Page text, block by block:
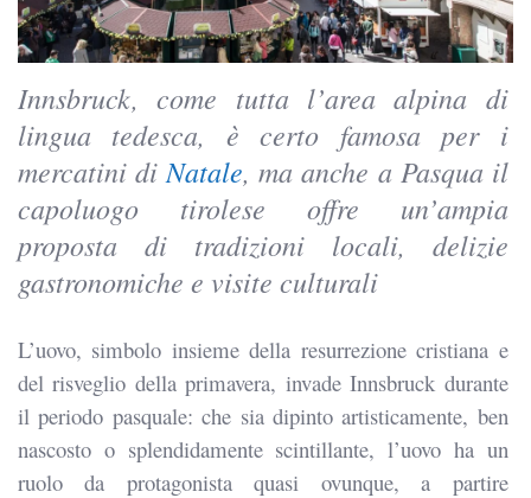
Innsbruck, come tutta l’area alpina di
lingua tedesca, è certo famosa per i
mercatini di Natale, ma anche a Pasqua il
capoluogo tirolese offre un’ampia
proposta di tradizioni locali, delizie
gastronomiche e visite culturali
L’uovo, simbolo insieme della resurrezione cristiana e
del risveglio della primavera, invade Innsbruck durante
il periodo pasquale: che sia dipinto artisticamente, ben
nascosto o splendidamente scintillante, l’uovo ha un
ruolo da protagonista quasi ovunque, a partire